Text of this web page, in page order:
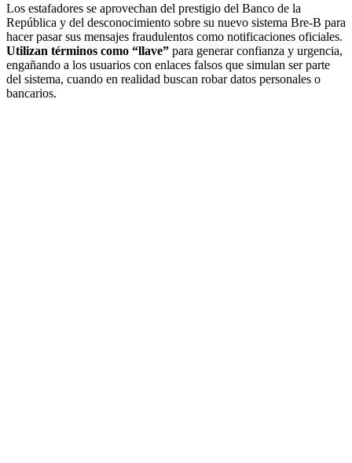
Los estafadores se aprovechan del prestigio del Banco de la
República y del desconocimiento sobre su nuevo sistema Bre-B para
hacer pasar sus mensajes fraudulentos como notificaciones oficiales.
Utilizan términos como “llave” para generar confianza y urgencia,
engañando a los usuarios con enlaces falsos que simulan ser parte
del sistema, cuando en realidad buscan robar datos personales o
bancarios.